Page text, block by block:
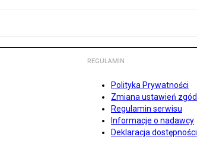
REGULAMIN
Polityka Prywatności
Zmiana ustawień zgód
Regulamin serwisu
Informacje o nadawcy
Deklaracja dostępności